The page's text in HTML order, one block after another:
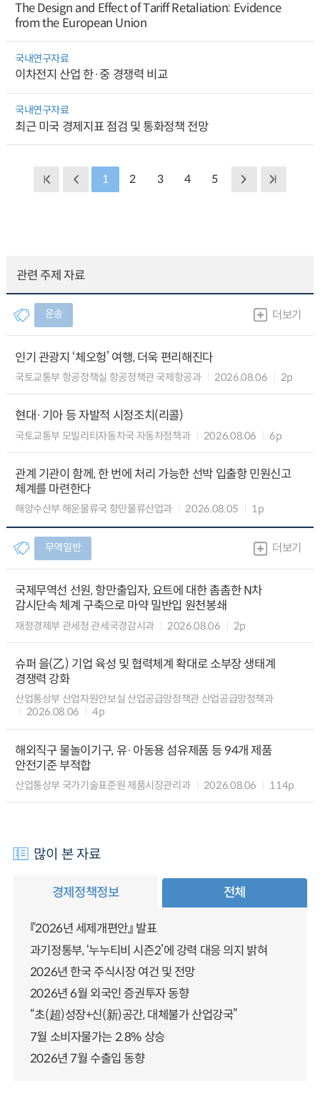
The Design and Effect of Tariff Retaliation: Evidence
from the European Union
국내연구자료
이차전지 산업 한·중 경쟁력 비교
국내연구자료
최근 미국 경제지표 점검 및 통화정책 전망
1 2 3 4 5
관련 주제 자료
운송 더보기
인기 관광지 ‘체오헝’ 여행, 더욱 편리해진다
국토교통부 항공정책실 항공정책관 국제항공과 2026.08.06 2p
현대·기아 등 자발적 시정조치(리콜)
국토교통부 모빌리티자동차국 자동차정책과 2026.08.06 6p
관계 기관이 함께, 한 번에 처리 가능한 선박 입출항 민원신고
체계를 마련한다
해양수산부 해운물류국 항만물류산업과 2026.08.05 1p
무역일반 더보기
국제무역선 선원, 항만출입자, 요트에 대한 촘촘한 N차
감시단속 체계 구축으로 마약 밀반입 원천봉쇄
재정경제부 관세청 관세국경감시과 2026.08.06 2p
슈퍼 을(乙) 기업 육성 및 협력체계 확대로 소부장 생태계
경쟁력 강화
산업통상부 산업자원안보실 산업공급망정책관 산업공급망정책과
2026.08.06
4p
해외직구 물놀이기구, 유·아동용 섬유제품 등 94개 제품
안전기준 부적합
산업통상부 국가기술표준원 제품시장관리과 2026.08.06 114p
많이 본 자료
경제정책정보 전체
『2026년 세제개편안』 발표
과기정통부, ‘누누티비 시즌2’에 강력 대응 의지 밝혀
2026년 한국 주식시장 여건 및 전망
2026년 6월 외국인 증권투자 동향
“초(超)성장+신(新)공간, 대체불가 산업강국”
7월 소비자물가는 2.8% 상승
2026년 7월 수출입 동향